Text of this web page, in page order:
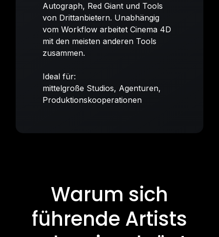
Autograph, Red Giant und Tools
von Drittanbietern. Unabhängig
vom Workflow arbeitet Cinema 4D
mit den meisten anderen Tools
zusammen.
Ideal für:
mittelgroße Studios, Agenturen,
Produktionskooperationen
Warum sich
führende Artists